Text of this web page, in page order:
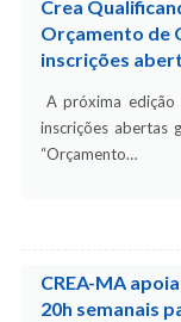
Crea
Orçamento de
inscrições
A próxima edição
inscrições abertas
“Orçamento…
CREA-MA
20h semanais